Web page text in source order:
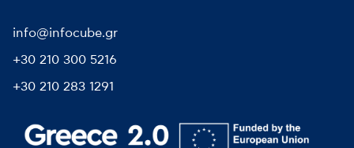
info@infocube.gr
+30 210 300 5216
+30 210 283 1291